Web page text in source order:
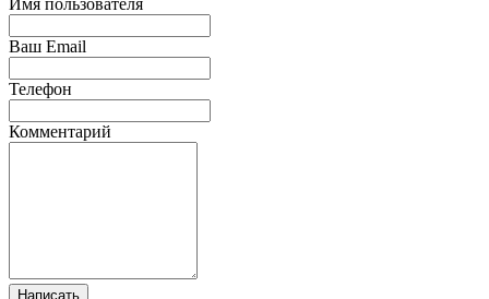
Ваш Email
Телефон
Комментарий
Написать